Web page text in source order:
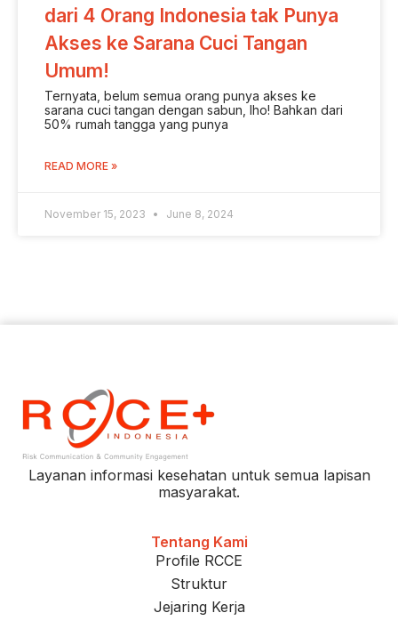
dari 4 Orang Indonesia tak Punya
Akses ke Sarana Cuci Tangan
Umum!
Ternyata, belum semua orang punya akses ke
sarana cuci tangan dengan sabun, lho! Bahkan dari
50% rumah tangga yang punya
READ MORE »
November 15, 2023 June 8, 2024
Layanan informasi kesehatan untuk semua lapisan
masyarakat.
Tentang Kami
Profile RCCE
Struktur
Jejaring Kerja